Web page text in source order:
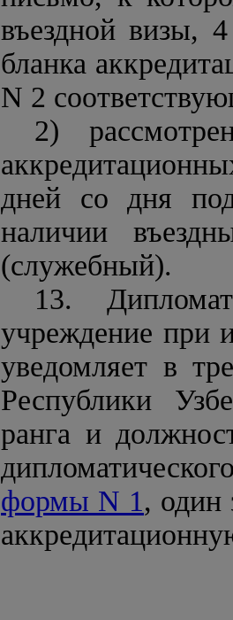
въездной визы,
бланка
N 2
2)
дней со дня
наличии
(служебный).
13.
учреждение при
уведомляет в
Республики
ранга и
формы N 1, один